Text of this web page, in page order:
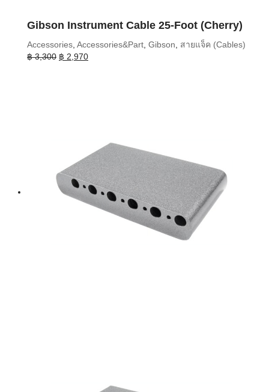
Gibson Instrument Cable 25-Foot (Cherry)
Accessories, Accessories&Part, Gibson, สายแจ็ค (Cables)
฿3,300 Original
฿ 2,970Current